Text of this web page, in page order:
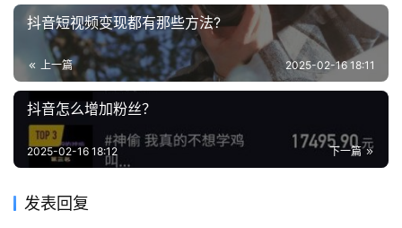
抖音短视频变现都有那些方法?
上一篇 2025-02-16 18:11
抖音怎么增加粉丝？
下一篇
2025-02-16 18:12
发表回复